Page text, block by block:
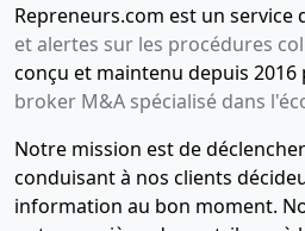
Repreneurs.com est un
et alertes sur les procédures
conçu et maintenu depuis 2016
broker M&A spécialisé dans
Notre mission est de
conduisant à nos clients
information au bon moment.